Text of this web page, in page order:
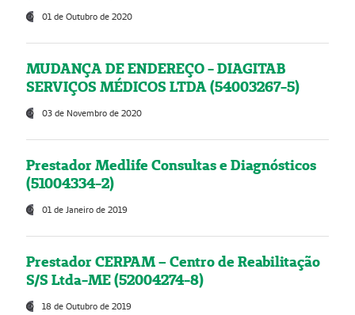
01 de Outubro de 2020
MUDANÇA DE ENDEREÇO - DIAGITAB
SERVIÇOS MÉDICOS LTDA (54003267-5)
03 de Novembro de 2020
Prestador Medlife Consultas e Diagnósticos
(51004334-2)
01 de Janeiro de 2019
Prestador CERPAM – Centro de Reabilitação
S/S Ltda-ME (52004274-8)
18 de Outubro de 2019